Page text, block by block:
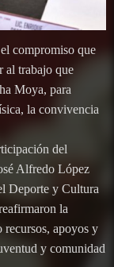
compromiso que
al trabajo que
Moya, para
la convivencia
del
Alfredo López
Deporte y Cultura
la
apoyos y
y comunidad